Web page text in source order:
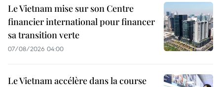
Le Vietnam mise sur son Centre
financier international pour financer
sa transition verte
07/08/2026 04:00
Le Vietnam accélère dans la course